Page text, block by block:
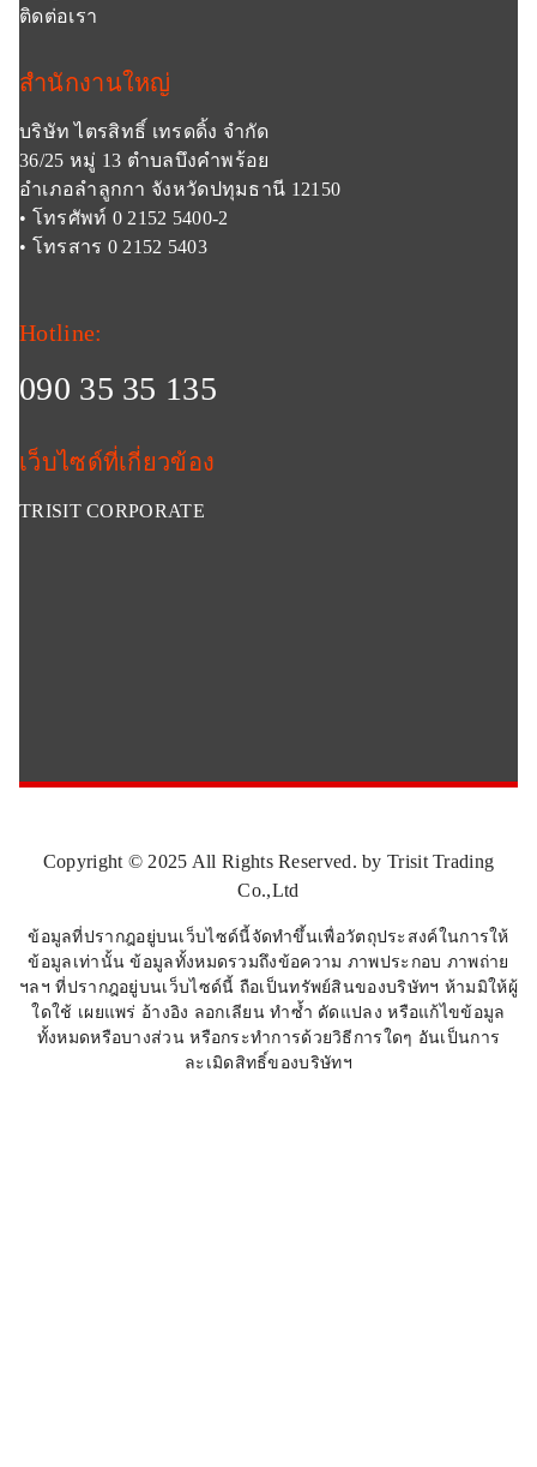
ติดต่อเรา
สำนักงานใหญ่
บริษัท ไตรสิทธิ์ เทรดดิ้ง จำกัด
36/25 หมู่ 13 ตำบลบึงคำพร้อย
อำเภอลำลูกกา จังหวัดปทุมธานี 12150
• โทรศัพท์ 0 2152 5400-2
• โทรสาร 0 2152 5403
Hotline:
090 35 35 135
เว็บไซด์ที่เกี่ยวข้อง
TRISIT CORPORATE
Copyright © 2025 All Rights Reserved. by Trisit Trading
Co.,Ltd
ข้อมูลที่ปรากฎอยู่บนเว็บไซด์นี้จัดทำขึ้นเพื่อวัตถุประสงค์ในการให้
ข้อมูลเท่านั้น ข้อมูลทั้งหมดรวมถึงข้อความ ภาพประกอบ ภาพถ่าย
ฯลฯ ที่ปรากฎอยู่บนเว็บไซด์นี้ ถือเป็นทรัพย์สินของบริษัทฯ ห้ามมิให้ผู้
ใดใช้ เผยแพร่ อ้างอิง ลอกเลียน ทำซ้ำ ดัดแปลง หรือแก้ไขข้อมูล
ทั้งหมดหรือบางส่วน หรือกระทำการด้วยวิธีการใดๆ อันเป็นการ
ละเมิดสิทธิ์ของบริษัทฯ